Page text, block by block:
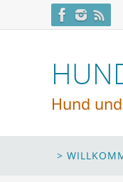
Inhalt
Hund
>